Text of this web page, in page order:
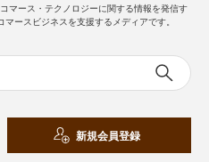
マース・テクノロジーに関する情報を発信す
マースビジネスを支援するメディアです。
新規会員登録